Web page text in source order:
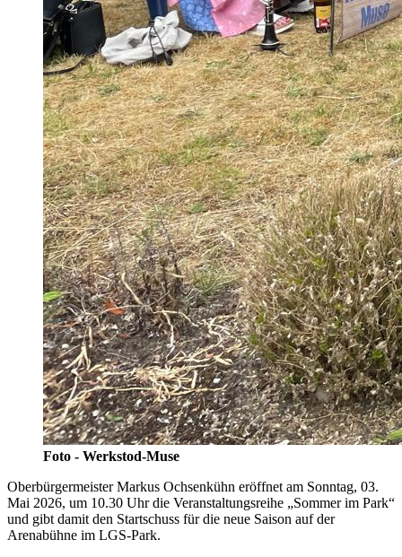
Foto - Werkstod-Muse
Oberbürgermeister Markus Ochsenkühn eröffnet am Sonntag, 03.
Mai 2026, um 10.30 Uhr die Veranstaltungsreihe „Sommer im Park“
und gibt damit den Startschuss für die neue Saison auf der
Arenabühne im LGS-Park.